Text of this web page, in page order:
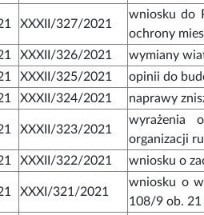
XXXII/327/2021
wniosku do
ochrony
XXXII/326/2021 wymiany
XXXII/325/2021 opinii do
XXXII/324/2021 naprawy
XXXII/323/2021
wyrażenia
organizacji
XXXII/322/2021 wniosku o
XXXI/321/2021
wniosku o
108/9 ob. 21